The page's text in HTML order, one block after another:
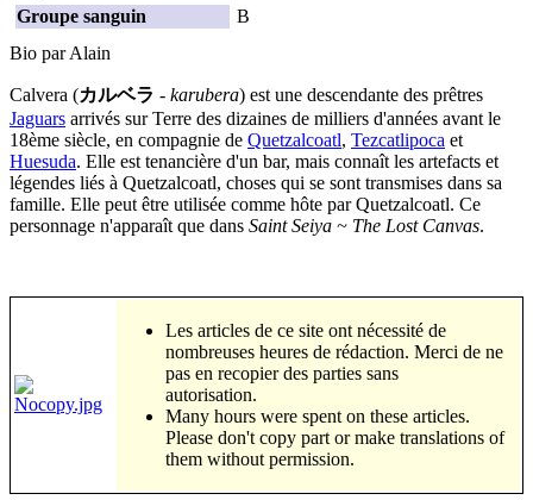
Groupe sanguin
B
Bio par Alain
Calvera (カルベラ - karubera) est une descendante des prêtres
Jaguars arrivés sur Terre des dizaines de milliers d'années avant le
18ème siècle, en compagnie de Quetzalcoatl, Tezcatlipoca et
Huesuda. Elle est tenancière d'un bar, mais connaît les artefacts et
légendes liés à Quetzalcoatl, choses qui se sont transmises dans sa
famille. Elle peut être utilisée comme hôte par Quetzalcoatl. Ce
personnage n'apparaît que dans Saint Seiya ~ The Lost Canvas.
Les articles de ce site ont nécessité de
nombreuses heures de rédaction. Merci de ne
pas en recopier des parties sans
autorisation.
Many hours were spent on these articles.
Please don't copy part or make translations of
them without permission.